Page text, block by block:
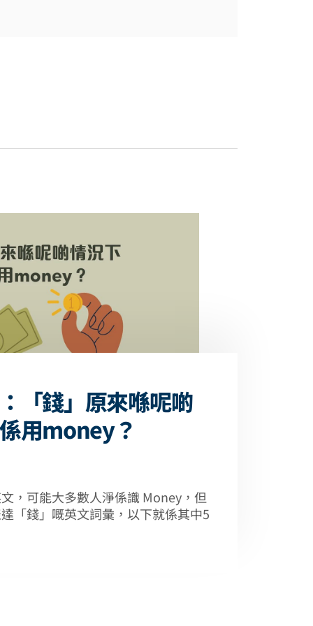
「錢」原來喺呢啲
用money？
，可能大多數人淨係識 Money，但
「錢」嘅英文詞彙，以下就係其中5